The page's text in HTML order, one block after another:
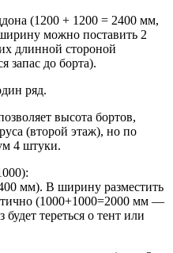
(1200 + 1200 = 2400 мм,
можно поставить 2
длинной стороной
запас до борта).
ряд.
высота бортов,
(второй этаж), но по
4 штуки.
мм). В ширину разместить
(1000+1000=2000 мм —
тереться о тент или